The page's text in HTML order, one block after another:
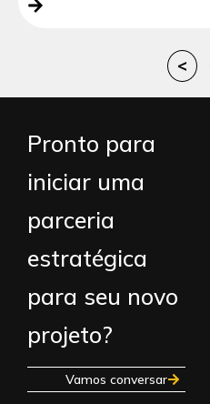
<
Pronto para
iniciar uma
parceria
estratégica
para seu novo
projeto?
Vamos conversar